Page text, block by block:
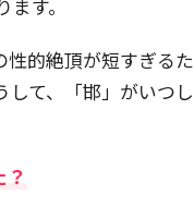
す。
性的絶頂が短すぎるた
て、「邯」がいつし